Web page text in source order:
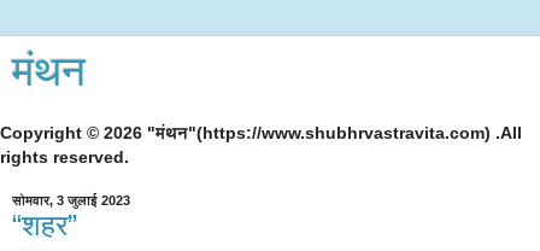
मंथन
Copyright © 2026 "मंथन"(https://www.shubhrvastravita.com) .All
rights reserved.
सोमवार, 3 जुलाई 2023
“शहर”